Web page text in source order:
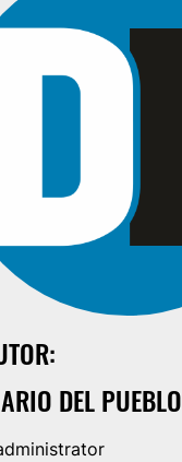
DEL PUEBLO